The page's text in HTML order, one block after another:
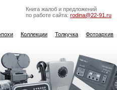
Книга жалоб и предложений
по работе сайта: rodina@22-91.ru
Коллекции Толкучка Фотоархив